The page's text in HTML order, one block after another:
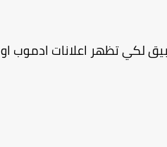
لكي تظهر اعلانات ادموب او